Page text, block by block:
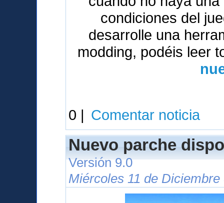
condiciones del
desarrolle una
modding, podéis leer
0 | Comentar noticia
Nuevo parche
Versión 9.0
Miércoles 11 de